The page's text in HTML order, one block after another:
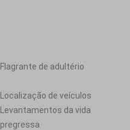
Flagrante de adultério
Localização de veículos
Levantamentos da vida
pregressa